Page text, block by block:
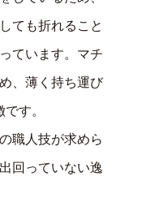
ても折れること
ています。マチ
、薄く持ち運び
す。
職人技が求めら
回っていない逸